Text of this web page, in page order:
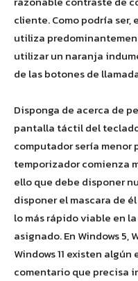
cliente. Como podrí­a ser,
utiliza
utilizar un naranja
de las botones de
Disponga de acerca de
pantalla táctil del
computador serí­a menor
temporizador comienza
ello que debe disponer
disponer el mascara de
lo más rápido viable en
asignado. En Windows
Windows 11 existen
comentario que precisa